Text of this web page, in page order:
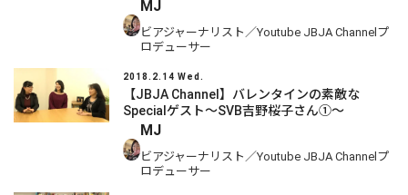
MJ
ビアジャーナリスト／Youtube JBJA Channelプ
ロデューサー
2018.2.14 Wed.
【JBJA Channel】バレンタインの素敵な
Specialゲスト～SVB吉野桜子さん①～
MJ
ビアジャーナリスト／Youtube JBJA Channelプ
ロデューサー